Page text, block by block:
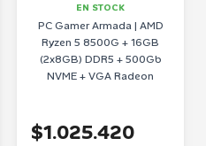
EN STOCK
PC Gamer Armada | AMD
Ryzen 5 8500G + 16GB
(2x8GB) DDR5 + 500Gb
NVME + VGA Radeon
$1.025.420